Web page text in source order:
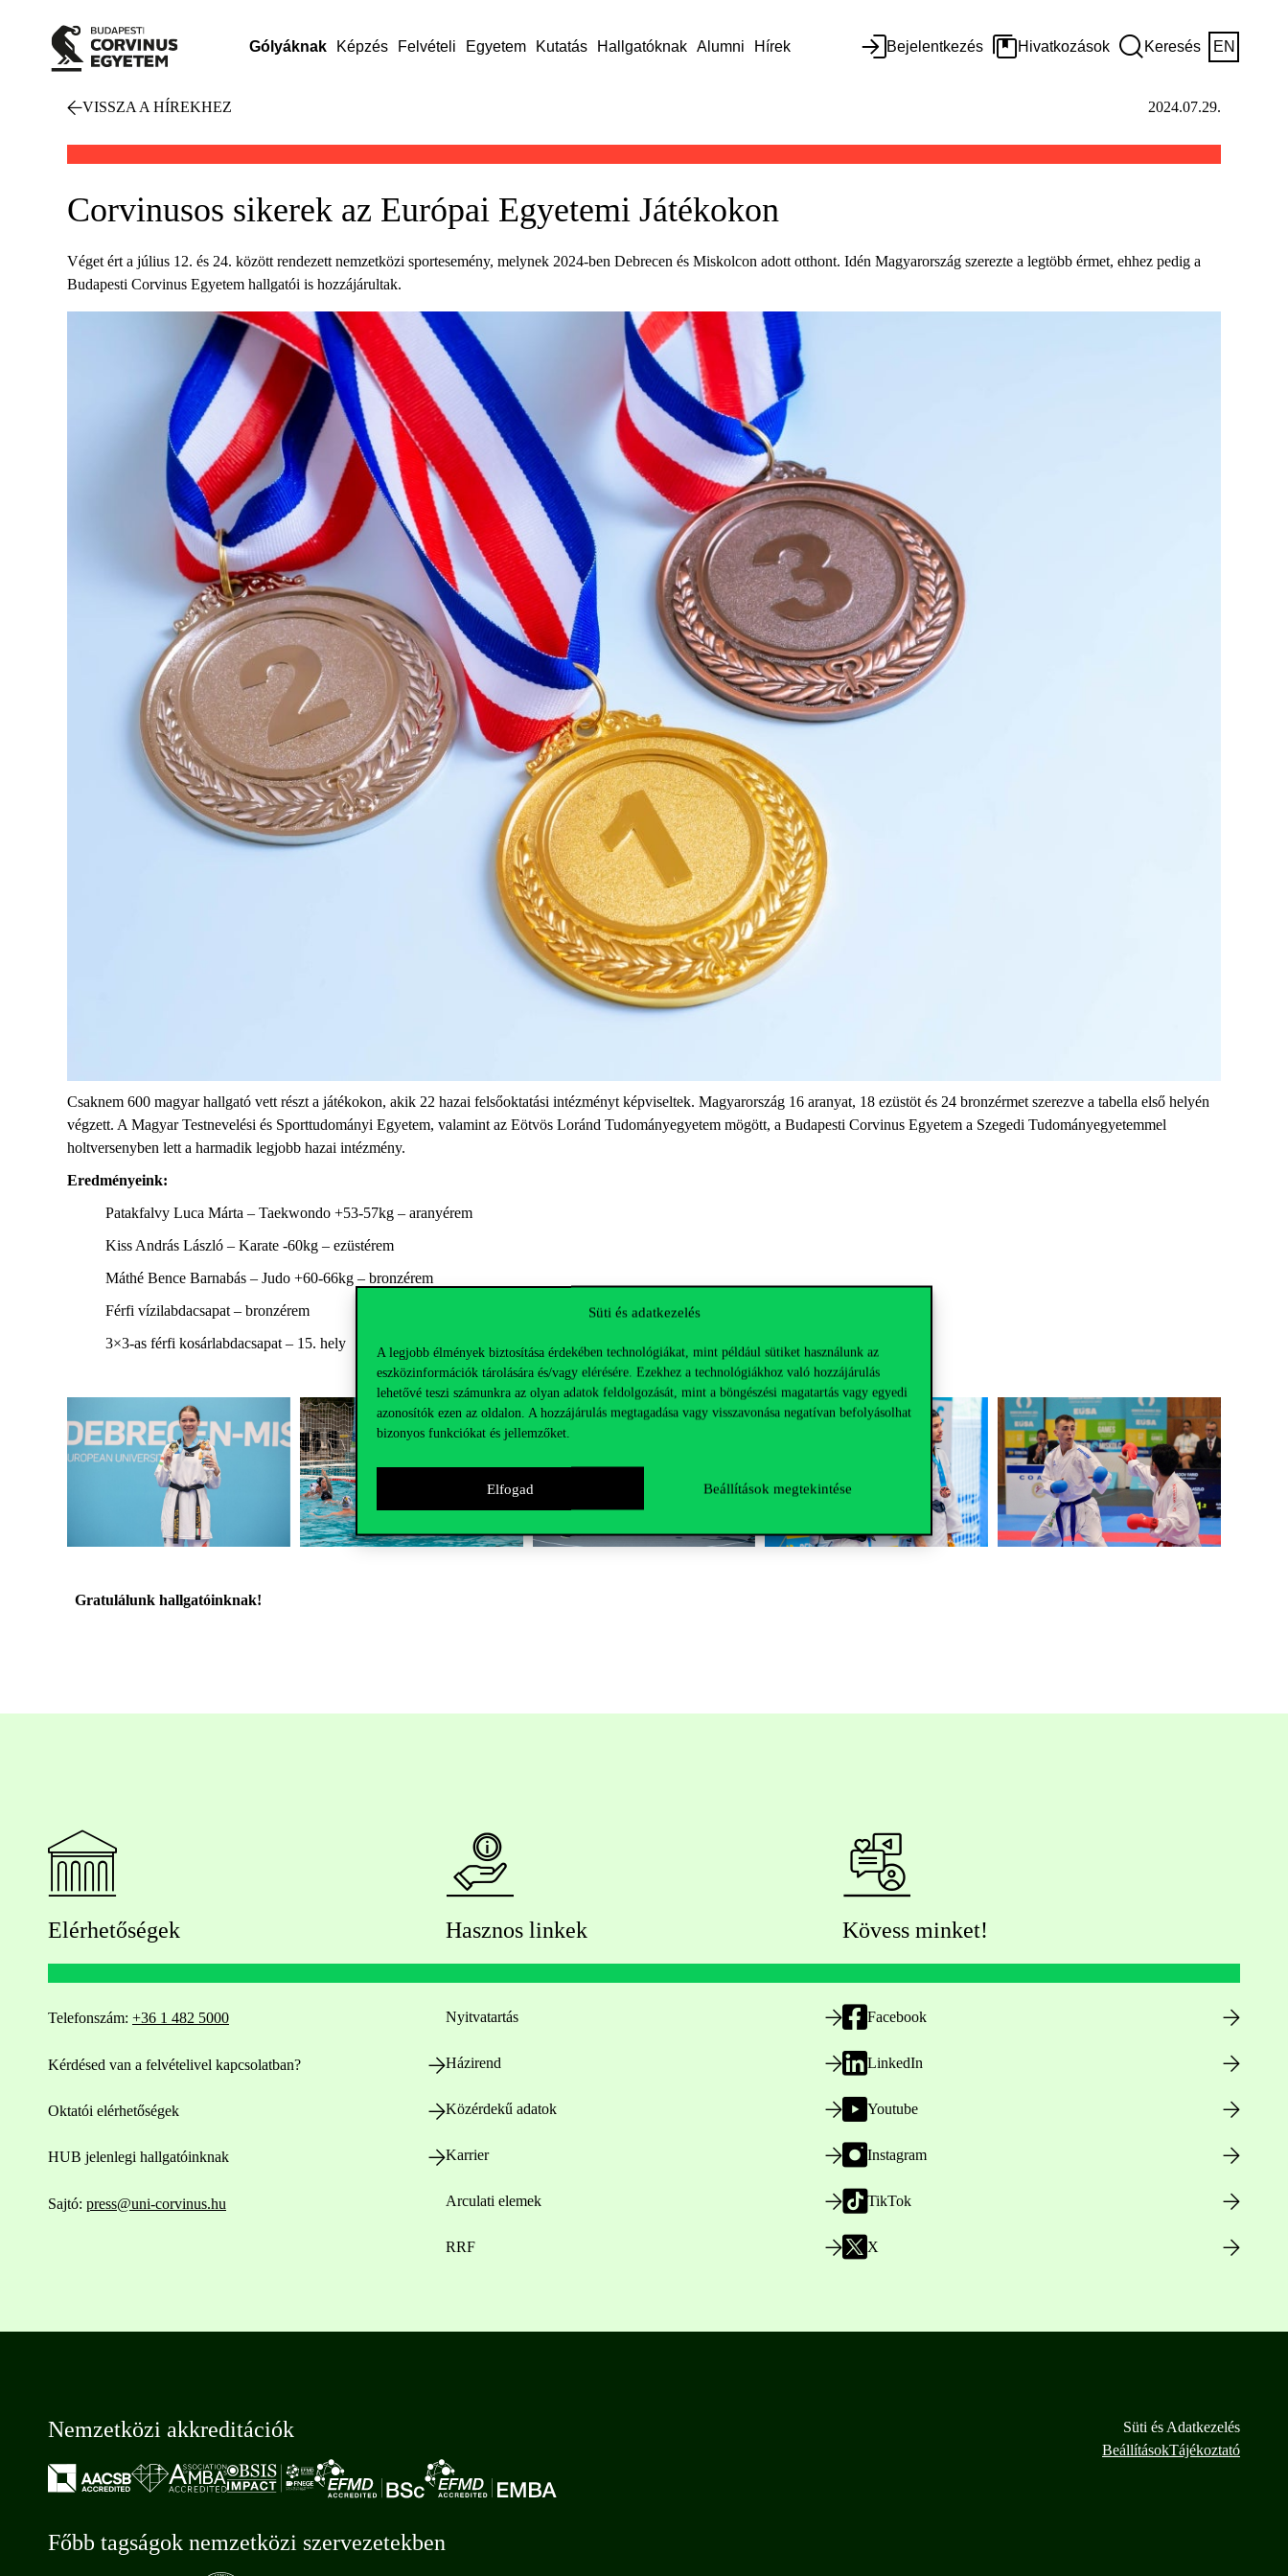
Süti és adatkezelés
A legjobb élmények biztosítása érdekében technológiákat, mint például sütiket használunk az
eszközinformációk tárolására és/vagy elérésére. Ezekhez a technológiákhoz való hozzájárulás
lehetővé teszi számunkra az olyan adatok feldolgozását, mint a böngészési magatartás vagy egyedi
azonosítók ezen az oldalon. A hozzájárulás megtagadása vagy visszavonása negatívan befolyásolhat
bizonyos funkciókat és jellemzőket.
Elfogad Beállítások megtekintése
Gólyáknak Képzés Felvételi Egyetem Kutatás Hallgatóknak Alumni Hírek Bejelentkezés Hivatkozások Keresés EN
VISSZA A HÍREKHEZ 2024.07.29.
Corvinusos sikerek az Európai Egyetemi Játékokon
Véget ért a július 12. és 24. között rendezett nemzetközi sportesemény, melynek 2024-ben Debrecen és Miskolcon adott otthont. Idén Magyarország szerezte a legtöbb érmet, ehhez pedig a
Budapesti Corvinus Egyetem hallgatói is hozzájárultak.
Csaknem 600 magyar hallgató vett részt a játékokon, akik 22 hazai felsőoktatási intézményt képviseltek. Magyarország 16 aranyat, 18 ezüstöt és 24 bronzérmet szerezve a tabella első helyén
végzett. A Magyar Testnevelési és Sporttudományi Egyetem, valamint az Eötvös Loránd Tudományegyetem mögött, a Budapesti Corvinus Egyetem a Szegedi Tudományegyetemmel
holtversenyben lett a harmadik legjobb hazai intézmény.
Eredményeink:
Patakfalvy Luca Márta – Taekwondo +53-57kg – aranyérem
Kiss András László – Karate -60kg – ezüstérem
Máthé Bence Barnabás – Judo +60-66kg – bronzérem
Férfi vízilabdacsapat – bronzérem
3×3-as férfi kosárlabdacsapat – 15. hely
Gratulálunk hallgatóinknak!
Elérhetőségek
Telefonszám: +36 1 482 5000
Kérdésed van a felvételivel kapcsolatban?
Oktatói elérhetőségek
HUB jelenlegi hallgatóinknak
Sajtó: press@uni-corvinus.hu
Hasznos linkek
Nyitvatartás
Házirend
Közérdekű adatok
Karrier
Arculati elemek
RRF
Kövess minket!
Facebook
LinkedIn
Youtube
Instagram
TikTok
X
Nemzetközi akkreditációk
Főbb tagságok nemzetközi szervezetekben
Süti és Adatkezelés
BeállításokTájékoztató